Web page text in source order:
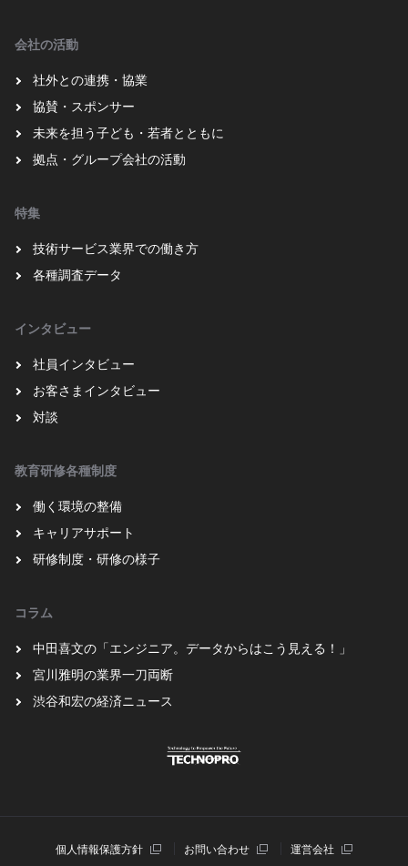
会社の活動
社外との連携・協業
協賛・スポンサー
未来を担う子ども・若者とともに
拠点・グループ会社の活動
特集
技術サービス業界での働き方
各種調査データ
インタビュー
社員インタビュー
お客さまインタビュー
対談
教育研修各種制度
働く環境の整備
キャリアサポート
研修制度・研修の様子
コラム
中田喜文の「エンジニア。データからはこう見える！」
宮川雅明の業界一刀両断
渋谷和宏の経済ニュース
個⼈情報保護⽅針 お問い合わせ 運営会社